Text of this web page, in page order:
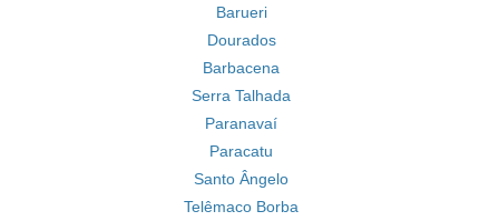
Barueri
Dourados
Barbacena
Serra Talhada
Paranavaí
Paracatu
Santo Ângelo
Telêmaco Borba